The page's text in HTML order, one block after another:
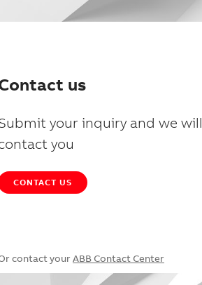
us
your inquiry and we will
you
CONTACT US
contact your ABB Contact Center